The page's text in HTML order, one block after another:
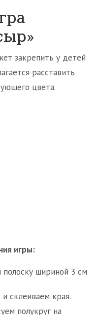
закрепить у детей
расставить
цвета.
игры:
полоску шириной 3 см
склеиваем края.
полукруг на